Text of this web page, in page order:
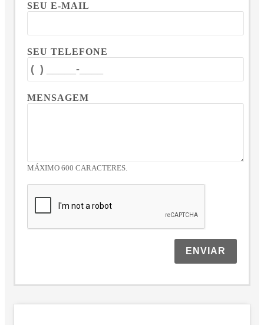
SEU E-MAIL
SEU TELEFONE
MENSAGEM
MÁXIMO 600 CARACTERES.
ENVIAR